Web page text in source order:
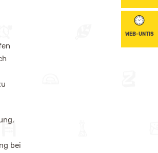
WEB-UNTIS
bei